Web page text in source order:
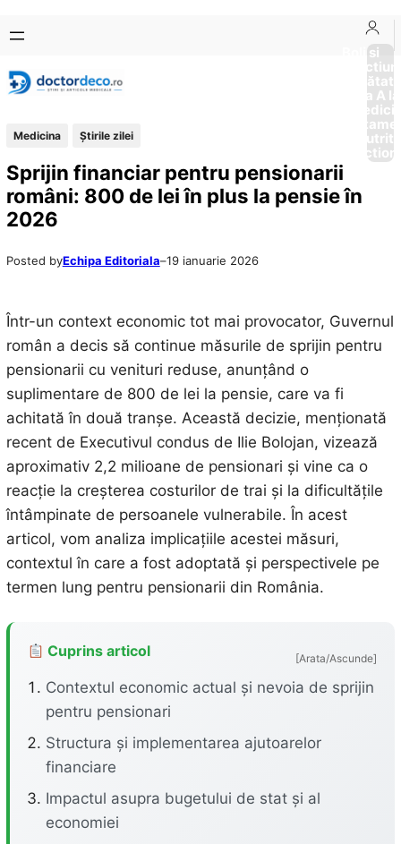
conținut
content
Boli si
Afectiuni
Sănătate
de la A
Medicina Știrile zilei
Sprijin financiar pentru pensionarii
români: 800 de lei în plus la pensie în
2026
Posted byEchipa Editoriala–19 ianuarie 2026
Într-un context economic tot mai provocator, Guvernul
român a decis să continue măsurile de sprijin pentru
pensionarii cu venituri reduse, anunțând o
suplimentare de 800 de lei la pensie, care va fi
achitată în două tranșe. Această decizie, menționată
recent de Executivul condus de Ilie Bolojan, vizează
aproximativ 2,2 milioane de pensionari și vine ca o
reacție la creșterea costurilor de trai și la dificultățile
întâmpinate de persoanele vulnerabile. În acest
articol, vom analiza implicațiile acestei măsuri,
contextul în care a fost adoptată și perspectivele pe
termen lung pentru pensionarii din România.
Cuprins articol [Arata/Ascunde]
Contextul economic actual și nevoia de sprijin
pentru pensionari
Structura și implementarea ajutoarelor
financiare
Impactul asupra bugetului de stat și al
economiei